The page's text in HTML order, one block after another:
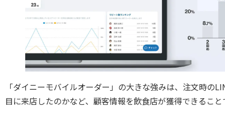
「ダイニーモバイルオーダー」の大きな強みは、注文時の
目に来店したのかなど、顧客情報を飲食店が獲得できること